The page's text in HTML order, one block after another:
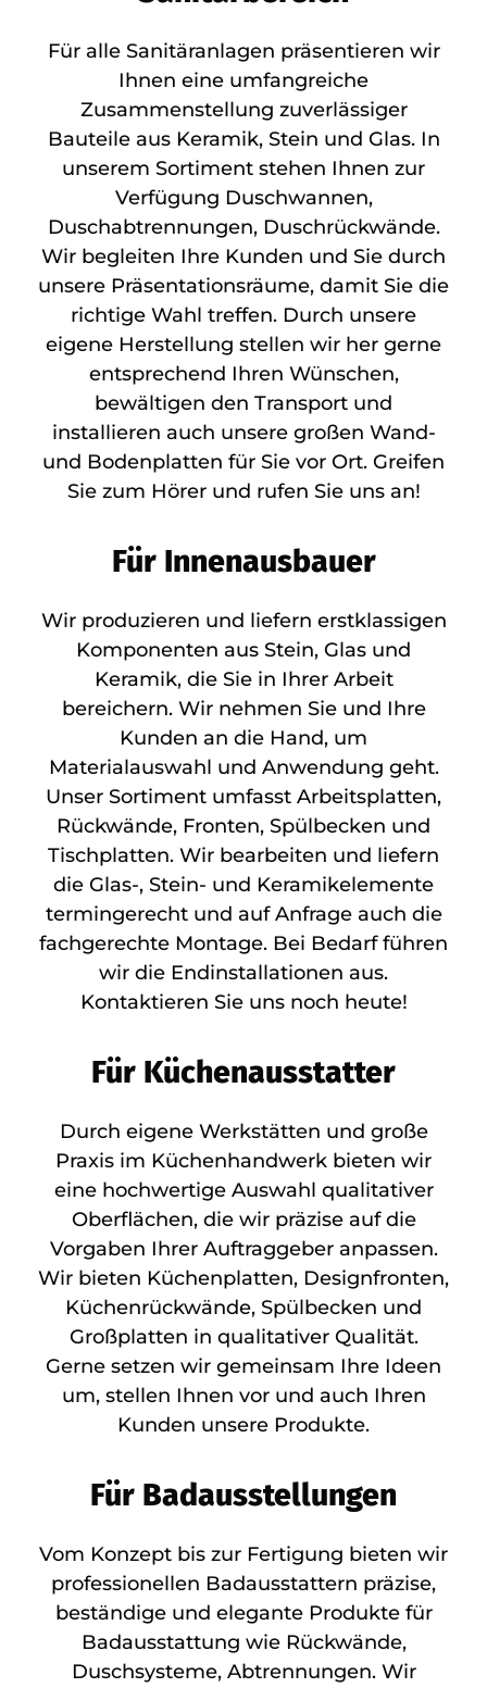
Für alle Sanitäranlagen präsentieren wir
Ihnen eine umfangreiche
Zusammenstellung zuverlässiger
Bauteile aus Keramik, Stein und Glas. In
unserem Sortiment stehen Ihnen zur
Verfügung Duschwannen,
Duschabtrennungen, Duschrückwände.
Wir begleiten Ihre Kunden und Sie durch
unsere Präsentationsräume, damit Sie die
richtige Wahl treffen. Durch unsere
eigene Herstellung stellen wir her gerne
entsprechend Ihren Wünschen,
bewältigen den Transport und
installieren auch unsere großen Wand-
und Bodenplatten für Sie vor Ort. Greifen
Sie zum Hörer und rufen Sie uns an!
Für Innenausbauer
Wir produzieren und liefern erstklassigen
Komponenten aus Stein, Glas und
Keramik, die Sie in Ihrer Arbeit
bereichern. Wir nehmen Sie und Ihre
Kunden an die Hand, um
Materialauswahl und Anwendung geht.
Unser Sortiment umfasst Arbeitsplatten,
Rückwände, Fronten, Spülbecken und
Tischplatten. Wir bearbeiten und liefern
die Glas-, Stein- und Keramikelemente
termingerecht und auf Anfrage auch die
fachgerechte Montage. Bei Bedarf führen
wir die Endinstallationen aus.
Kontaktieren Sie uns noch heute!
Für Küchenausstatter
Durch eigene Werkstätten und große
Praxis im Küchenhandwerk bieten wir
eine hochwertige Auswahl qualitativer
Oberflächen, die wir präzise auf die
Vorgaben Ihrer Auftraggeber anpassen.
Wir bieten Küchenplatten, Designfronten,
Küchenrückwände, Spülbecken und
Großplatten in qualitativer Qualität.
Gerne setzen wir gemeinsam Ihre Ideen
um, stellen Ihnen vor und auch Ihren
Kunden unsere Produkte.
Für Badausstellungen
Vom Konzept bis zur Fertigung bieten wir
professionellen Badausstattern präzise,
beständige und elegante Produkte für
Badausstattung wie Rückwände,
Duschsysteme, Abtrennungen. Wir